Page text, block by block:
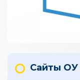
Сайты ОУ